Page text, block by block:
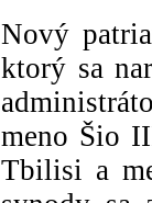
Nový
ktorý sa
meno Šio
Tbilisi a